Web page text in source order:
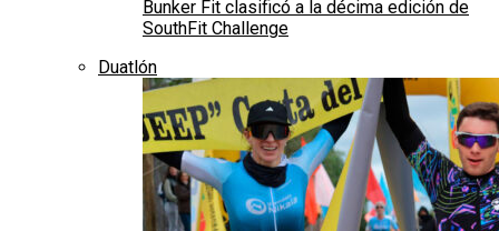
Bunker Fit clasificó a la décima edición de
SouthFit Challenge
Duatlón